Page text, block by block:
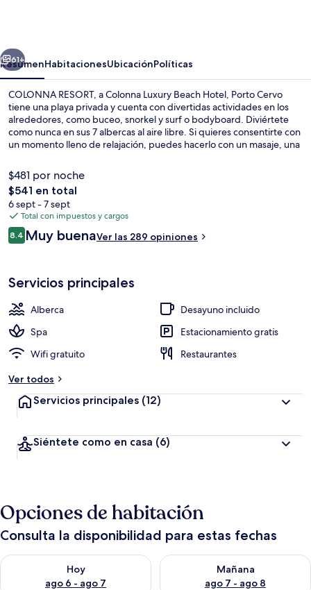
Luxury
Beach
Hotel,
Porto
Cervo
Siguiente
61+
ResumenHabitacionesUbicaciónPolíticas
COLONNA RESORT, a Colonna Luxury Beach Hotel, Porto Cervo
tiene una playa privada y cuenta con divertidas actividades en los
alrededores, como buceo, snorkel y surf o bodyboard. Diviértete
como nunca en sus 7 albercas al aire libre. Si quieres consentirte con
un momento lleno de relajación, puedes hacerlo con un masaje, una
y con platillos de la cocina italiana, Colonna Restaurant es uno de los
2 restaurantes y de los 2 bares o lounges de esta propiedad. Otros
servicios y amenidades que verás en este hotel de lujo son una
terraza en la azotea, un bar junto a la alberca y sala de fitness.
$481 por noche
El
precio
total
es
de
$541 en total
6 sept - 7 sept
Total con impuestos y cargos
Opiniones
8.48.4 de 10,
Muy buenaVer las 289 opiniones
Servicios principales
Alberca
Desayuno incluido
Spa
Estacionamiento gratis
Wifi gratuito
Restaurantes
Ver todos
Servicios principales (12)
Siéntete como en casa (6)
Opciones de habitación
Consulta la disponibilidad para estas fechas
Hoy
ago 6 - ago 7
Consulta la disponibilidad para hoy ago 6 - ago 7
Mañana
ago 7 - ago 8
Consulta la disponibilidad